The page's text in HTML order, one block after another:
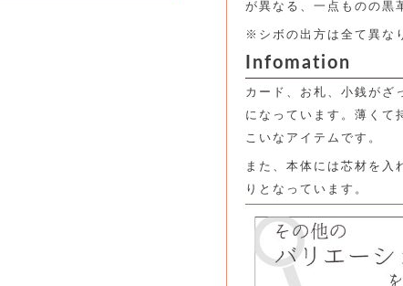
が異なる、一点ものの黒
※シボの出方は全て異な
Infomation
カード、お札、小銭がざ
になっています。薄くて
こいなアイテムです。
また、本体には芯材を入
りとなっています。